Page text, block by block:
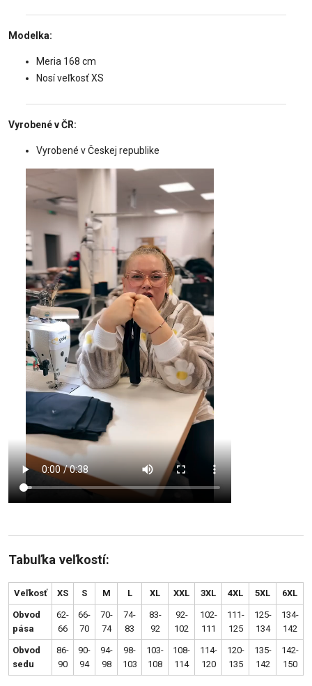
Modelka:
Meria 168 cm
Nosí veľkosť XS
Vyrobené v ČR:
Vyrobené v Českej republike
Tabuľka veľkostí:
Veľkosť XS S M L XL XXL 3XL 4XL 5XL 6XL
Obvod
pása
62-
66
66-
70
70-
74
74-
83
83-
92
92-
102
102-
111
111-
125
125-
134
134-
142
Obvod
sedu
86-
90
90-
94
94-
98
98-
103
103-
108
108-
114
114-
120
120-
135
135-
142
142-
150